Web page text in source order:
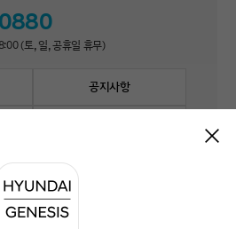
(토, 일, 공휴일 휴무)
공지사항